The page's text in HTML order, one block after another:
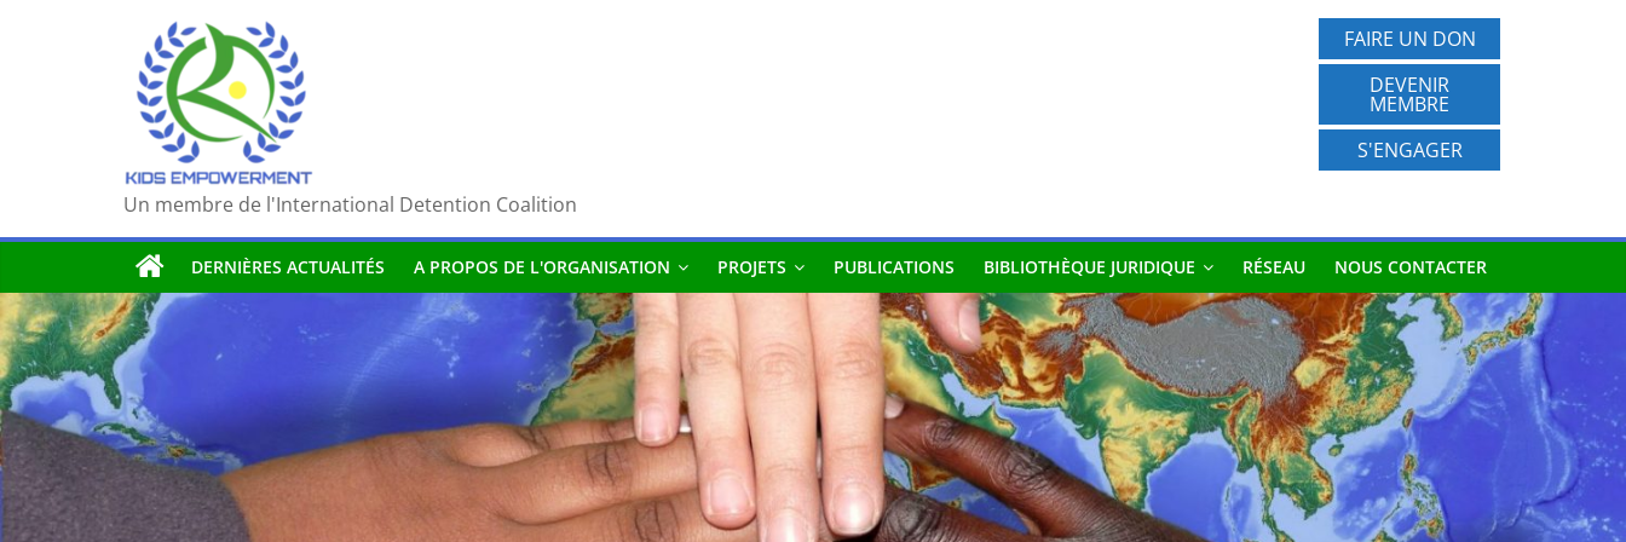
Un membre de l'International Detention Coalition
FAIRE UN DON
DEVENIR
MEMBRE
S'ENGAGER
DERNIÈRES ACTUALITÉS A PROPOS DE L'ORGANISATION PROJETS PUBLICATIONS BIBLIOTHÈQUE JURIDIQUE RÉSEAU NOUS CONTACTER